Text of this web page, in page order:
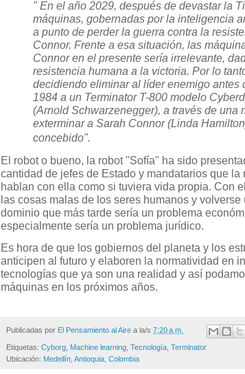
" En el año 2029, después de devastar la
máquinas, gobernadas por la inteligencia
a punto de perder la guerra contra la
Connor. Frente a esa situación, las
Connor en el presente sería irrelevante,
resistencia humana a la victoria. Por lo
decidiendo eliminar al líder enemigo antes
1984 a un Terminator T-800 modelo
(Arnold Schwarzenegger), a través de una
exterminar a Sarah Connor (Linda
concebido".
El robot o bueno, la robot "Sofía" ha sido
cantidad de jefes de Estado y mandatarios que
hablan con ella como si tuviera vida propia. Con el
las cosas malas de los seres humanos y
dominio que más tarde sería un problema
especialmente sería un problema jurídico.
Es hora de que los gobiernos del planeta y los
anticipen al futuro y elaboren la normatividad en
tecnologías que ya son una realidad y así
máquinas en los próximos años.
Publicadas por El Pensamiento al Aire a la/s 7:20 a.m.
Etiquetas: Cyborg Machine learning Tecnología Terminator
Ubicación: Medellín, Antioquia, Colombia